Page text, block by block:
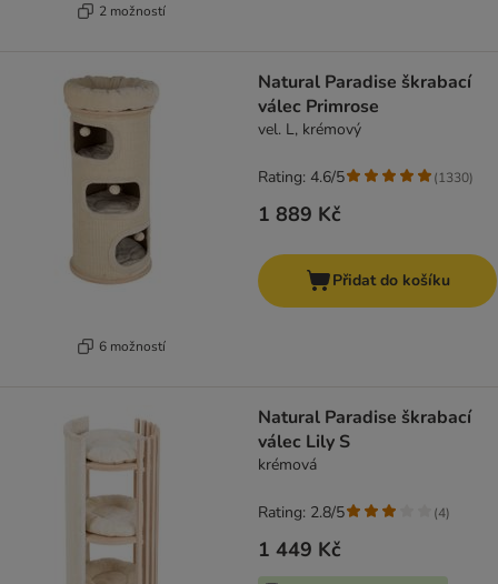
2 možností
6 možností
Natural Paradise škrabací
válec Primrose
vel. L, krémový
1 889 Kč
Rating: 4.6/5 (1330)
Přidat do košíku
Natural Paradise škrabací
válec Lily S
krémová
1 449 Kč
Rating: 2.8/5 (4)